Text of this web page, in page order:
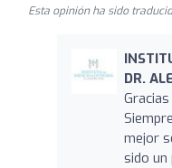
Esta opinión ha sido
DR.
mejor
sido un